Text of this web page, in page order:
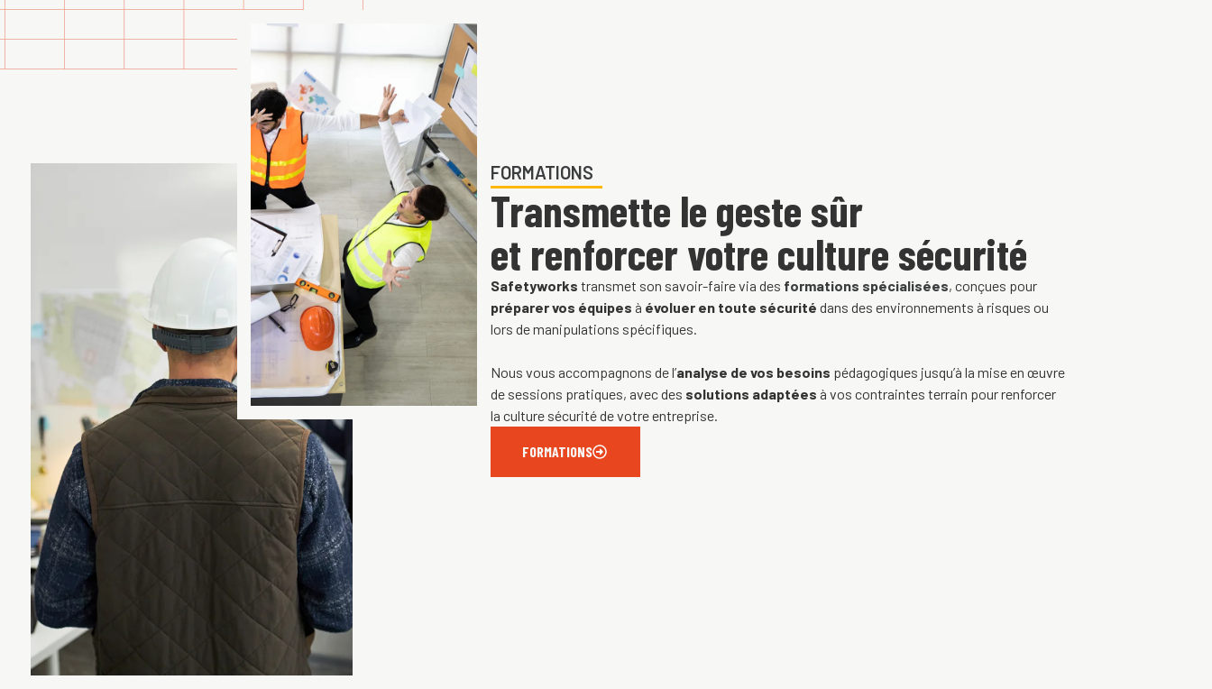
FORMATIONS
Transmette le geste sûr
et renforcer votre culture sécurité
Safetyworks transmet son savoir-faire via des formations spécialisées, conçues pour
préparer vos équipes à évoluer en toute sécurité dans des environnements à risques ou
lors de manipulations spécifiques.
Nous vous accompagnons de l’analyse de vos besoins pédagogiques jusqu’à la mise en œuvre
de sessions pratiques, avec des solutions adaptées à vos contraintes terrain pour renforcer
la culture sécurité de votre entreprise.
FORMATIONS